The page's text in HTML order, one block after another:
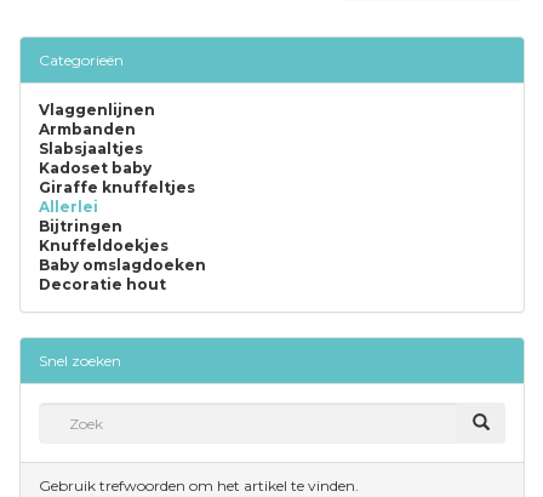
Categorieën
Vlaggenlijnen
Armbanden
Slabsjaaltjes
Kadoset baby
Giraffe knuffeltjes
Allerlei
Bijtringen
Knuffeldoekjes
Baby omslagdoeken
Decoratie hout
Snel zoeken
Gebruik trefwoorden om het artikel te vinden.